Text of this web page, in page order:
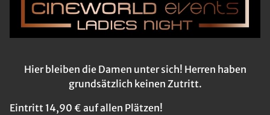
Hier bleiben die Damen unter sich! Herren haben
grundsätzlich keinen Zutritt.
Eintritt 14,90 € auf allen Plätzen!